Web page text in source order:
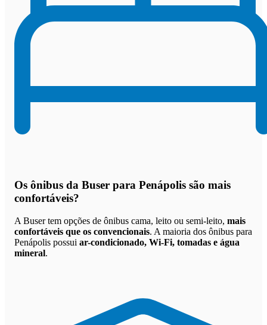
Os ônibus da Buser para Penápolis são mais
confortáveis?
A Buser tem opções de ônibus cama, leito ou semi-leito, mais
confortáveis que os convencionais. A maioria dos ônibus para
Penápolis possui ar-condicionado, Wi-Fi, tomadas e água
mineral.